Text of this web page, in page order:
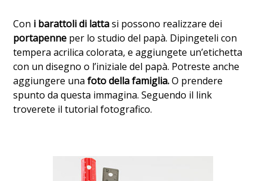
Con i barattoli di lattasi possono realizzare dei
portapenne per lo studio del papà. Dipingeteli con
tempera acrilica colorata, e aggiungete un’etichetta
con un disegno o l’iniziale del papà. Potreste anche
aggiungere unafoto della famiglia.O prendere
spunto da questa immagina. Seguendo il link
troverete il tutorial fotografico.